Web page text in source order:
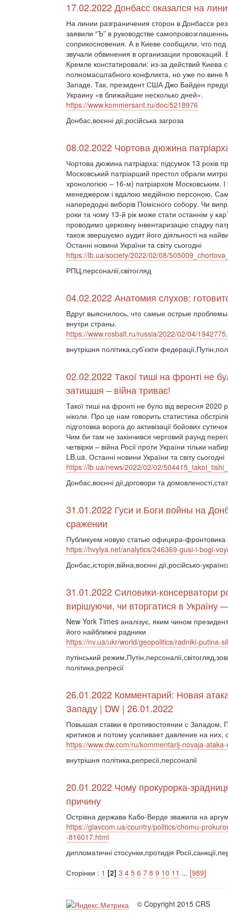
17.02.2022 Донбасс оказался на
На линии разграничения сторон в Донбассе
заявили “Ъ” в руководстве
соприкосновения. А в Киеве сообщили, что
звучали обвинения в организации
Кремле констатировали: из-за действий
полномасштабного конфликта, но уже по вине
Западе. Так, президент США Джо Байден
Украину «в ближайшие несколько дней».
https://www.kommersant.ru/doc/5218976
Донбас,воєнні дії,російська загроза
08.02.2022 Чортова дюжина
Чортова дюжина патріарха: підсумок 13 років
Московський патріарший престол обрали
хронологією – 16-м) патріархом Московським.
менеджером і вдалою медійною персоною.
напередодні виборів Помісного собору. Чи
роки та чому 13-й рік може стати останнім у
проводимо церковну інвентаризацію спадку
також звершуємо аудит його діяльності на
Останні новини України та світу сьогодні
https://lb.ua/society/2022/02/08/
РПЦ,персоналії,світогляд
04.02.2022 Анатомия слухов:
Вдруг выяснилось, что самые острые
внутри страны.
https://www.rosbalt.ru/russia/2022/02/04/
внутрішня політика,суб’єкти
02.02.2022 Такої тиші на фронті не
затишшя – війна триває!
Такої тиші на фронті не було від вересня 2020
ніколи. Про це нам говорить статистика
підготовка ворога до активізації бойових
Чим би там не закінчився черговий раунд
четвірки – війна Росії проти України тільки
LB.ua. Останні новини України та світу сьогодні
https://lb.ua/news/2022/02/02/
Донбас,воєнні дії,договори та
31.01.2022 Гуси и Боги войны на
сражении
Публикуем новую статью офицера-
https://hvylya.net/analytics/246369-gusi-i-bogi-
Донбас,історія,війна,воєнні дії,російсько-
31.01.2022 Силовики-консерватори
вирішуючи, чи вторгатися в Україну
New York Times аналізує, яким чином
його найближчі радники
https://nv.ua/ukr/world/geopolitics/radniki-putina-
путінський
політика,репресії
26.01.2022 Комментарий: Новая
Западу | DW | 26.01.2022
Повышая ставки в противостоянии с Западом,
критиков и потому усиливает давление на
https://www.dw.com/ru/kommentarij-novaja-
внутрішня політика,репресії,персоналії
20.01.2022 Чому прокурорка-
причину
Острівна держава Кабо-Верде зважила на
https://glavcom.ua/country/politics/chomu-
-816017.html
дипломатичні стосунки,протидія
Сторінки : 1 [2] 3 4 5 6 7 8 9 10 11 ... [989]
© Copyright 2015 CRS